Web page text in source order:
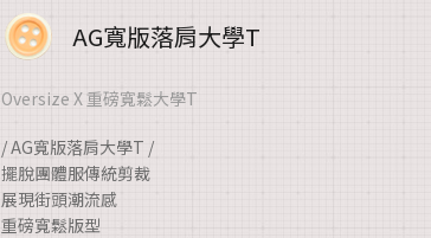
AG寬版落肩大學T
Oversize X 重磅寬鬆大學T
/ AG寬版落肩大學T /
擺脫團體服傳統剪裁
展現街頭潮流感
重磅寬鬆版型